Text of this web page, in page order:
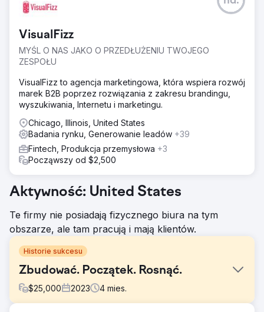
VisualFizz
MYŚL O NAS JAKO O PRZEDŁUŻENIU TWOJEGO
ZESPOŁU
VisualFizz to agencja marketingowa, która wspiera rozwój
marek B2B poprzez rozwiązania z zakresu brandingu,
wyszukiwania, Internetu i marketingu.
Chicago, Illinois, United States
Badania rynku, Generowanie leadów +39
Fintech, Produkcja przemysłowa +3
Począwszy od $2,500
Aktywność: United States
Te firmy nie posiadają fizycznego biura na tym
obszarze, ale tam pracują i mają klientów.
Historie sukcesu
Zbudować. Początek. Rosnąć.
$25,000 2023 4 mies.